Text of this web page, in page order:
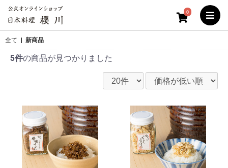
0
全て 新商品
5件の商品が見つかりました